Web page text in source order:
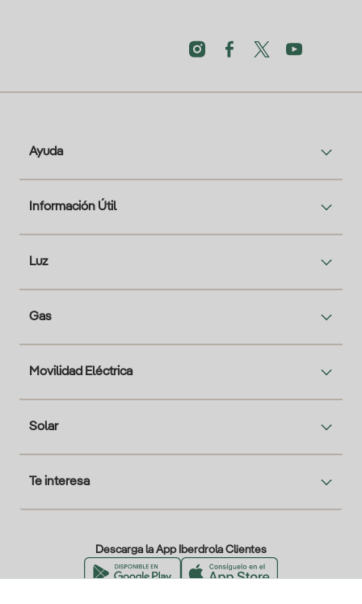
Ayuda
Información Útil
Luz
Gas
Movilidad Eléctrica
Solar
Te interesa
Descarga la App Iberdrola Clientes